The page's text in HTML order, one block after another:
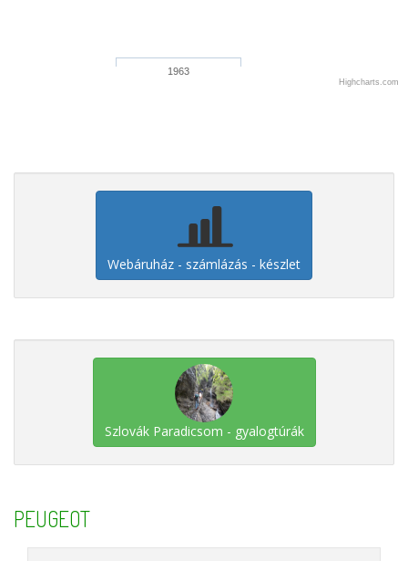
1963
Highcharts.com
Webáruház - számlázás - készlet
Szlovák Paradicsom - gyalogtúrák
PEUGEOT